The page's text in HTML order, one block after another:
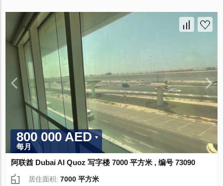
800 000 AED
每月
阿联酋 Dubai Al Quoz 写字楼 7000 平方米 , 编号 73090
居住面积:7000 平方米